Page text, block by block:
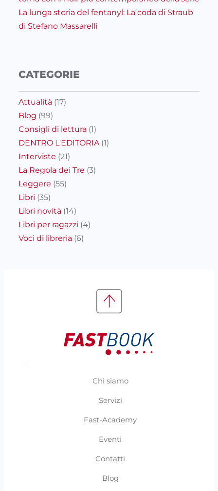
La lunga storia del fentanyl: La coda di Straub
di Stefano Massarelli
CATEGORIE
Attualità (17)
Blog (99)
Consigli di lettura (1)
DENTRO L'EDITORIA(1)
Interviste (21)
La Regola dei Tre (3)
Leggere (55)
Libri (35)
Libri novità (14)
Libri per ragazzi (4)
Voci di libreria (6)
Chi siamo
Servizi
Fast-Academy
Eventi
Contatti
Blog